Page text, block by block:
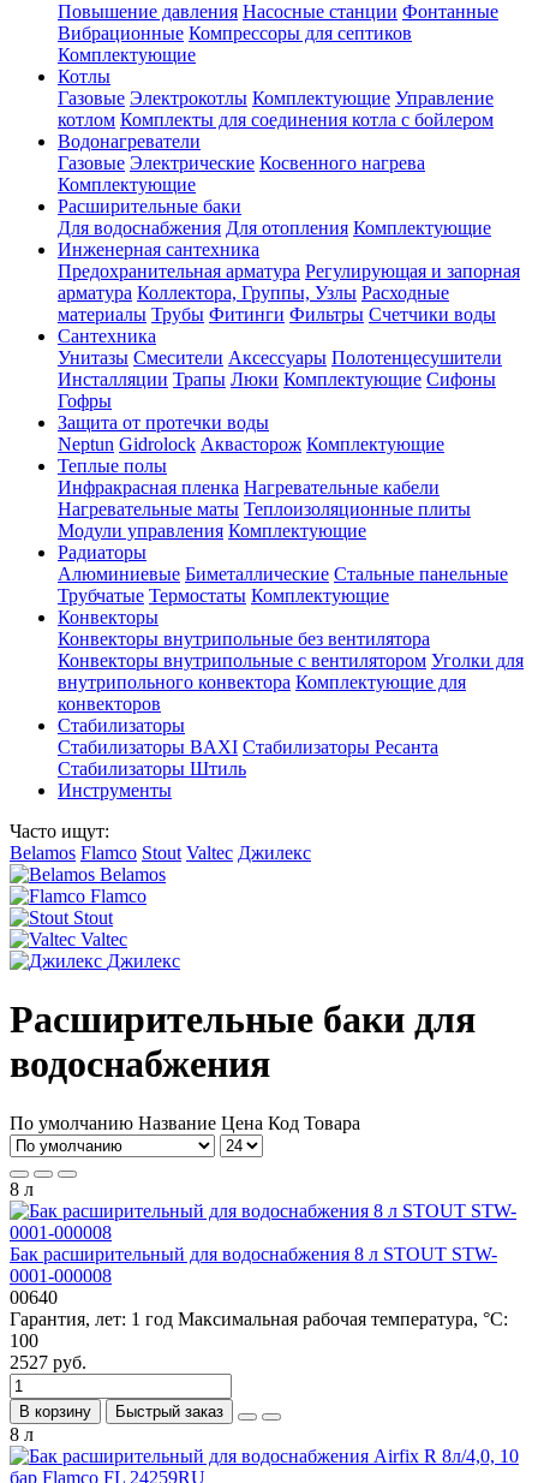
Повышение давления Насосные станции Фонтанные
Вибрационные Компрессоры для септиков
Комплектующие
Котлы
Газовые Электрокотлы Комплектующие Управление
котлом Комплекты для соединения котла с бойлером
Водонагреватели
Газовые Электрические Косвенного нагрева
Комплектующие
Расширительные баки
Для водоснабжения Для отопления Комплектующие
Инженерная сантехника
Предохранительная арматура Регулирующая и запорная
арматура Коллектора, Группы, Узлы Расходные
материалы Трубы Фитинги Фильтры Счетчики воды
Сантехника
Унитазы Смесители Аксессуары Полотенцесушители
Инсталляции Трапы Люки Комплектующие Сифоны
Гофры
Защита от протечки воды
Neptun Gidrolock Аквасторож Комплектующие
Теплые полы
Инфракрасная пленка Нагревательные кабели
Нагревательные маты Теплоизоляционные плиты
Модули управления Комплектующие
Радиаторы
Алюминиевые Биметаллические Стальные панельные
Трубчатые Термостаты Комплектующие
Конвекторы
Конвекторы внутрипольные без вентилятора
Конвекторы внутрипольные с вентилятором Уголки для
внутрипольного конвектора Комплектующие для
конвекторов
Стабилизаторы
Стабилизаторы BAXI Стабилизаторы Ресанта
Стабилизаторы Штиль
Инструменты
Часто ищут:
Belamos Flamco Stout Valtec Джилекс
Belamos
Flamco
Stout
Valtec
Джилекс
Расширительные баки для
водоснабжения
По умолчанию Название Цена Код Товара
8 л
Бак расширительный для водоснабжения 8 л STOUT STW-
0001-000008
00640
Гарантия, лет: 1 год Максимальная рабочая температура, °С:
100
2527 руб.
В корзину Быстрый заказ
8 л